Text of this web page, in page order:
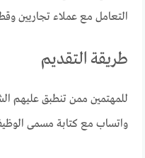
التعامل مع عملاء تجاريين
طريقة التقديم
للمهتمين ممن تنطبق عليهم
واتساب مع كتابة مسمى